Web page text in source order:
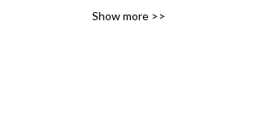
Thailand, Techsauce is the
Show more >>